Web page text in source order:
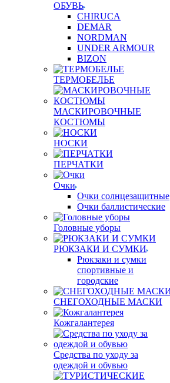
ОБУВЬ
CHIRUCA
DEMAR
NORDMAN
UNDER ARMOUR
BIZON
ТЕРМОБЕЛЬЕ
МАСКИРОВОЧНЫЕ
КОСТЮМЫ
НОСКИ
ПЕРЧАТКИ
Очки
Очки солнцезащитные
Очки баллистические
Головные уборы
РЮКЗАКИ И СУМКИ
Рюкзаки и сумки
спортивные и
городские
СНЕГОХОДНЫЕ МАСКИ
Кожгалантерея
Средства по уходу за
одеждой и обувью